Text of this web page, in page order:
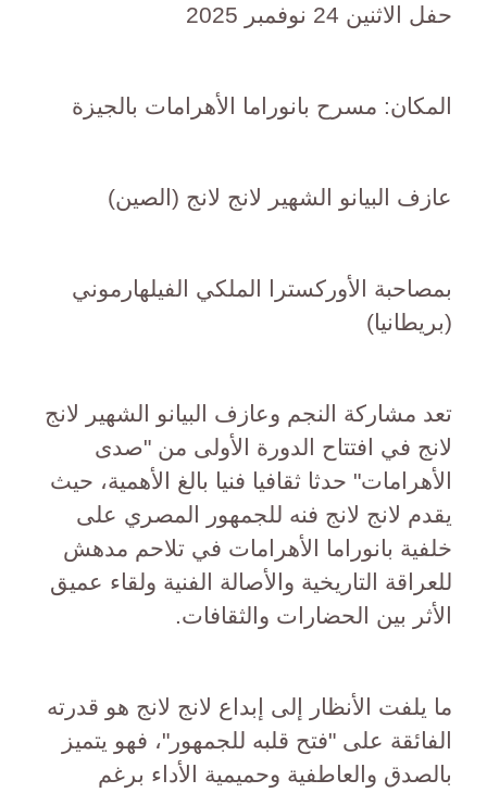
حفل الاثنين 24 نوفمبر 2025
المكان: مسرح بانوراما الأهرامات بالجيزة
عازف البيانو الشهير لانج لانج (الصين)
بمصاحبة الأوركسترا الملكي الفيلهارموني
(بريطانيا)
تعد مشاركة النجم وعازف البيانو الشهير لانج
لانج في افتتاح الدورة الأولى من "صدى
الأهرامات" حدثا ثقافيا فنيا بالغ الأهمية، حيث
يقدم لانج لانج فنه للجمهور المصري على
خلفية بانوراما الأهرامات في تلاحم مدهش
للعراقة التاريخية والأصالة الفنية ولقاء عميق
الأثر بين الحضارات والثقافات.
ما يلفت الأنظار إلى إبداع لانج لانج هو قدرته
الفائقة على "فتح قلبه للجمهور"، فهو يتميز
بالصدق والعاطفية وحميمية الأداء برغم